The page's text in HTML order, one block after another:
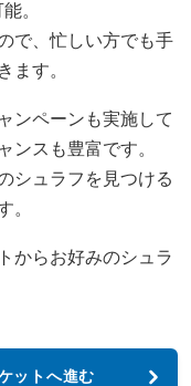
。
で、忙しい方でも手
ます。
ンペーンも実施して
ンスも豊富です。
シュラフを見つける
。
からお好みのシュラ
ットへ進む